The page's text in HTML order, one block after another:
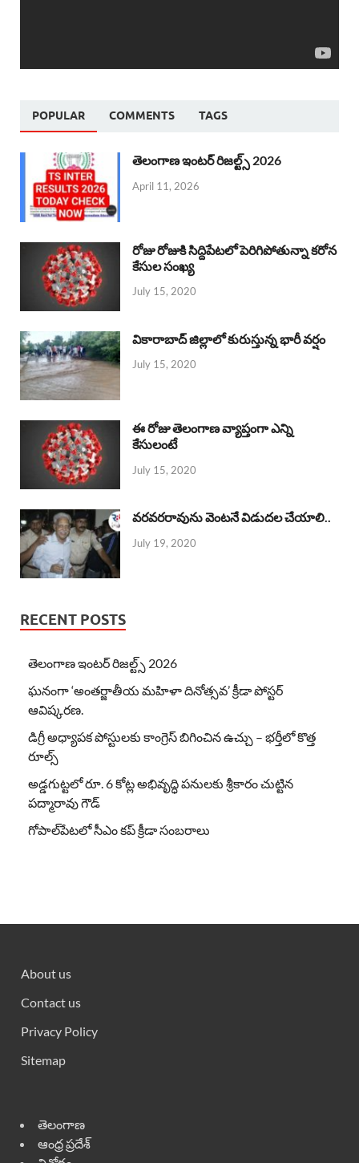
POPULAR COMMENTS TAGS
తెలంగాణ ఇంటర్ రిజల్ట్స్ 2026
April 11, 2026
రోజు రోజుకి సిద్దిపేటలో పెరిగిపోతున్నా కరోన
కేసుల సంఖ్య
July 15, 2020
వికారాబాద్ జిల్లాలో కురుస్తున్న భారీ వర్షం
July 15, 2020
ఈ రోజు తెలంగాణ వ్యాప్తంగా ఎన్ని
కేసులంటే
July 15, 2020
వరవరరావును వెంటనే విడుదల చేయాలి..
July 19, 2020
RECENT POSTS
తెలంగాణ ఇంటర్ రిజల్ట్స్ 2026
ఘనంగా ‘అంతర్జాతీయ మహిళా దినోత్సవ’ క్రీడా పోస్టర్
ఆవిష్కరణ.
డిగ్రీ అధ్యాపక పోస్టులకు కాంగ్రెస్ బిగించిన ఉచ్చు – భర్తీలో కొత్త
రూల్స్
అడ్డగుట్టలో రూ. 6 కోట్ల అభివృద్ధి పనులకు శ్రీకారం చుట్టిన
పద్మారావు గౌడ్
గోపాల్‌పేటలో సీఎం కప్ క్రీడా సంబరాలు
About us
Contact us
Privacy Policy
Sitemap
తెలంగాణ
ఆంధ్ర ప్రదేశ్